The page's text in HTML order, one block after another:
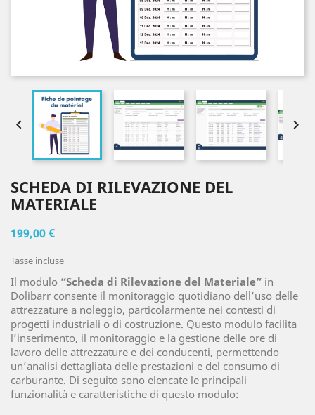
 
SCHEDA DI RILEVAZIONE DEL
MATERIALE
199,00 €
Tasse incluse
Il modulo “Scheda di Rilevazione del Materiale” in
Dolibarr consente il monitoraggio quotidiano dell’uso delle
attrezzature a noleggio, particolarmente nei contesti di
progetti industriali o di costruzione. Questo modulo facilita
l’inserimento, il monitoraggio e la gestione delle ore di
lavoro delle attrezzature e dei conducenti, permettendo
un’analisi dettagliata delle prestazioni e del consumo di
carburante. Di seguito sono elencate le principali
funzionalità e caratteristiche di questo modulo: